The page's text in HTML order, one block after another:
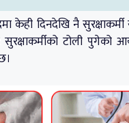
केही दिनदेखि नै
टोली पुगेको